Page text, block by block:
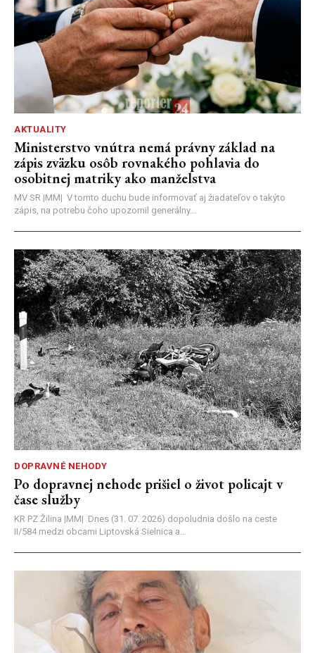
AKTUALITY
Ministerstvo vnútra nemá právny základ na
zápis zväzku osôb rovnakého pohlavia do
osobitnej matriky ako manželstva
MV SR |MM| V tomto duchu bude informovať aj žiadateľov o takýto
zápis, na potrebu čoho upozornil generálny...
DOPRAVNÉ NEHODY
Po dopravnej nehode prišiel o život policajt v
čase služby
KR PZ Žilina |MM| Dnes (31. 07. 2026) dopoludnia došlo na ceste
II/584 medzi obcami Liptovská Sielnica a...